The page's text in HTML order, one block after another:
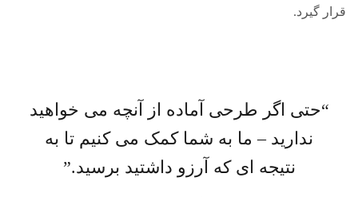
قرار گیرد.
“حتی اگر طرحی آماده از آنچه می خواهید
ندارید – ما به شما کمک می کنیم تا به
نتیجه ای که آرزو داشتید برسید.”